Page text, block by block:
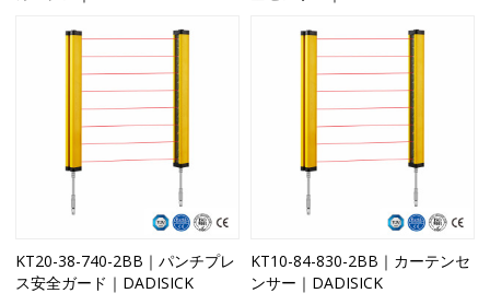
KT20-38-740-2BB｜パンチプレ
ス安全ガード｜DADISICK
KT10-84-830-2BB｜カーテンセ
ンサー｜DADISICK